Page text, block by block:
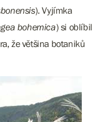
). Vyjímka
bohemica) si oblíbil
že většina botaniků